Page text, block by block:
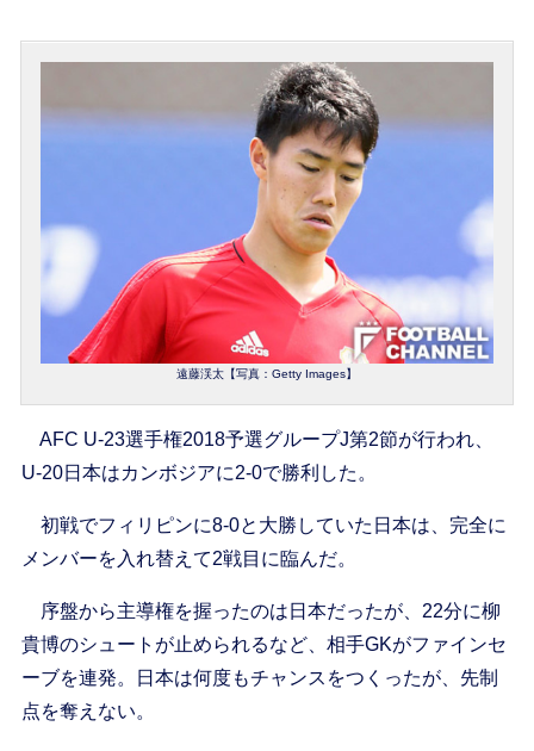
遠藤渓太【写真：Getty Images】
AFC U-23選手権2018予選グループJ第2節が行われ、
U-20日本はカンボジアに2-0で勝利した。
初戦でフィリピンに8-0と大勝していた日本は、完全に
メンバーを入れ替えて2戦目に臨んだ。
序盤から主導権を握ったのは日本だったが、22分に柳
貴博のシュートが止められるなど、相手GKがファインセ
ーブを連発。日本は何度もチャンスをつくったが、先制
点を奪えない。